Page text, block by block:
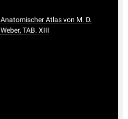
Anatomischer Atlas von M. D.
Weber, TAB. XIII